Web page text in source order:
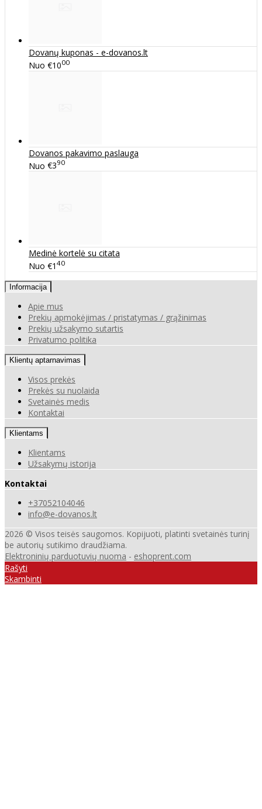
Dovanų kuponas - e-dovanos.lt
Nuo €1000
Dovanos pakavimo paslauga
Nuo €390
Medinė kortelė su citata
Nuo €1 40
Informacija
Apie mus
Prekių apmokėjimas / pristatymas / grąžinimas
Prekių užsakymo sutartis
Privatumo politika
Klientų aptarnavimas
Visos prekės
Prekės su nuolaida
Svetainės medis
Kontaktai
Klientams
Klientams
Užsakymų istorija
Kontaktai
+37052104046
info@e-dovanos.lt
2026 © Visos teisės saugomos. Kopijuoti, platinti svetainės turinį
be autorių sutikimo draudžiama.
Elektroninių parduotuvių nuoma - eshoprent.com
Rašyti
Skambinti